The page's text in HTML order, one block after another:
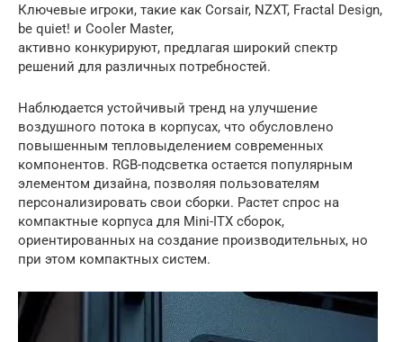
Ключевые игроки, такие как Corsair, NZXT, Fractal Design,
be quiet! и Cooler Master,
активно конкурируют, предлагая широкий спектр
решений для различных потребностей.
Наблюдается устойчивый тренд на улучшение
воздушного потока в корпусах, что обусловлено
повышенным тепловыделением современных
компонентов. RGB-подсветка остается популярным
элементом дизайна, позволяя пользователям
персонализировать свои сборки. Растет спрос на
компактные корпуса для Mini-ITX сборок,
ориентированных на создание производительных, но
при этом компактных систем.